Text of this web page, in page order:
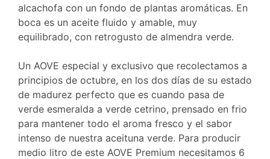
alcachofa con un fondo de plantas aromáticas. En
boca es un aceite fluido y amable, muy
equilibrado, con retrogusto de almendra verde.
Un AOVE especial y exclusivo que recolectamos a
principios de octubre, en los dos días de su estado
de madurez perfecto que es cuando pasa de
verde esmeralda a verde cetrino, prensado en frio
para mantener todo el aroma fresco y el sabor
intenso de nuestra aceituna verde. Para producir
medio litro de este AOVE Premium necesitamos 6